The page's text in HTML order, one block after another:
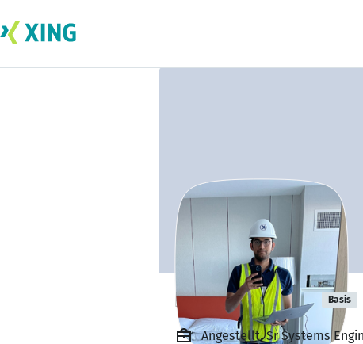
Parth Bhavsar Basis
Angestellt, Sr Systems